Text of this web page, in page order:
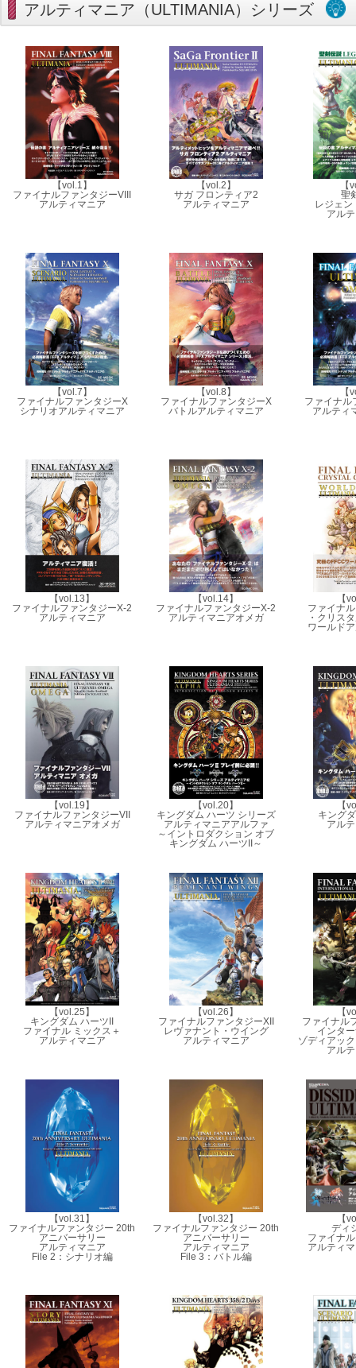
アルティマニア（ULTIMANIA）シリーズ
【vol.1】
ファイナルファンタジーVIII
アルティマニア
【vol.2】
サガ フロンティア2
アルティマニア
【
聖
レジェン
アル
【vol.7】
ファイナルファンタジーX
シナリオアルティマニア
【vol.8】
ファイナルファンタジーX
バトルアルティマニア
【
ファイナル
アルティ
【vol.13】
ファイナルファンタジーX-2
アルティマニア
【vol.14】
ファイナルファンタジーX-2
アルティマニアオメガ
【
ファイナ
・クリス
ワールド
【vol.19】
ファイナルファンタジーVII
アルティマニアオメガ
【vol.20】
キングダム ハーツ シリーズ
アルティマニアアルファ
～イントロダクション オブ
キングダム ハーツII～
【
キング
アル
【vol.25】
キングダム ハーツII
ファイナル ミックス＋
アルティマニア
【vol.26】
ファイナルファンタジーXII
レヴァナント・ウイング
アルティマニア
【
ファイナル
インタ
ゾディアッ
アル
【vol.31】
ファイナルファンタジー 20th
アニバーサリー
アルティマニア
File 2：シナリオ編
【vol.32】
ファイナルファンタジー 20th
アニバーサリー
アルティマニア
File 3：バトル編
【
ディ
ファイナ
アルティ